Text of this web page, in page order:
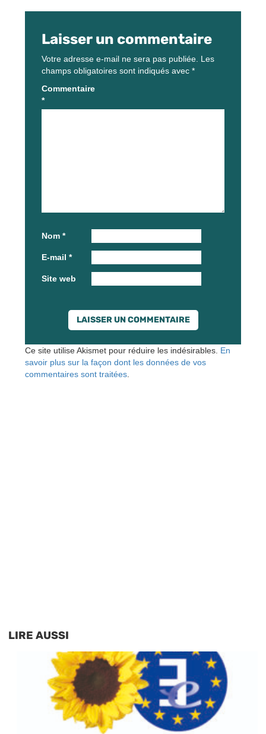
Laisser un commentaire
Votre adresse e-mail ne sera pas publiée. Les
champs obligatoires sont indiqués avec *
Commentaire
*
Nom *
E-mail *
Site web
Ce site utilise Akismet pour réduire les indésirables. En
savoir plus sur la façon dont les données de vos
commentaires sont traitées
LIRE AUSSI